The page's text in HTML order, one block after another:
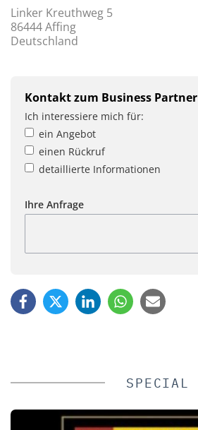
Linker Kreuthweg 5
86444 Affing
Deutschland
Kontakt zum Business Partner
Ich interessiere mich für:
ein Angebot
einen Rückruf
detaillierte Informationen
Ihre Anfrage
SPECIAL